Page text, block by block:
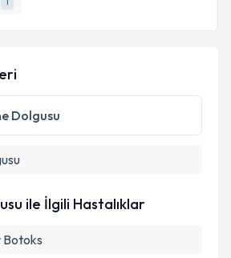
işlenmesine ilişkinAydınlatma
ve kişisel verilerimin belirtilen
kabul ediyorum.
Dolgusu
ile İlgili Hastalıklar
Botoks